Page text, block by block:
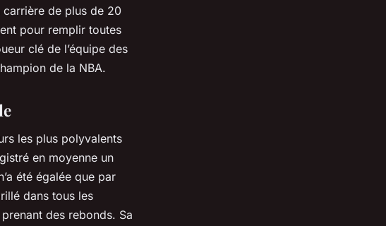
carrière de plus de 20
pour remplir toutes
clé de l’équipe des
de la NBA.
les plus polyvalents
en moyenne un
été égalée que par
dans tous les
des rebonds. Sa